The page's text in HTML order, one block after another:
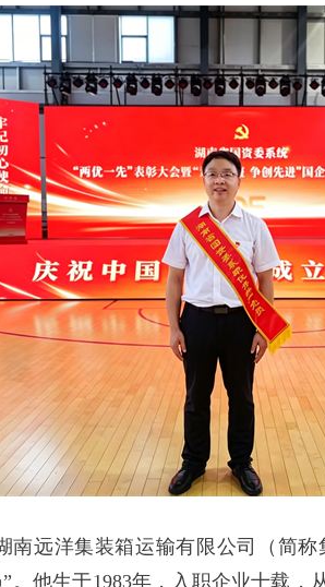
远洋集装箱运输有限公司（简
。他生于1983年，入职企业十载